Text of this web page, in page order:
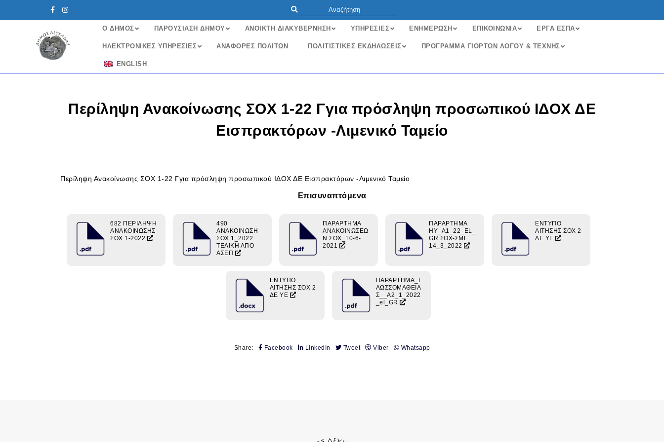
Ο ΔΗΜΟΣ ΠΑΡΟΥΣΙΑΣΗ ΔΗΜΟΥ ΑΝΟΙΚΤΗ ΔΙΑΚΥΒΕΡΝΗΣΗ ΥΠΗΡΕΣΙΕΣ ΕΝΗΜΕΡΩΣΗ ΕΠΙΚΟΙΝΩΝΙΑ ΕΡΓΑ ΕΣΠΑ
ΗΛΕΚΤΡΟΝΙΚΈΣ ΥΠΗΡΕΣΊΕΣ ΑΝΑΦΟΡΈΣ ΠΟΛΙΤΏΝ ΠΟΛΙΤΙΣΤΙΚΕΣ ΕΚΔΗΛΩΣΕΙΣ ΠΡΟΓΡΑΜΜΑ ΓΙΟΡΤΩΝ ΛΟΓΟΥ & ΤΕΧΝΗΣ
ENGLISH
Περίληψη Ανακοίνωσης ΣΟΧ 1-22 Γγια πρόσληψη προσωπικού ΙΔΟΧ ΔΕ
Εισπρακτόρων -Λιμενικό Ταμείο
Περίληψη Ανακοίνωσης ΣΟΧ 1-22 Γγια πρόσληψη προσωπικού ΙΔΟΧ ΔΕ Εισπρακτόρων -Λιμενικό Ταμείο
Επισυναπτόμενα
682 ΠΕΡΙΛΗΨΗ
ΑΝΑΚΟΙΝΩΣΗΣ
ΣΟΧ 1-2022
490
ΑΝΑΚΟΙΝΩΣΗ
ΣΟΧ 1_2022
ΤΕΛΙΚΗ ΑΠΟ
ΑΣΕΠ
ΠΑΡΑΡΤΗΜΑ
ΑΝΑΚΟΙΝΩΣΕΩ
Ν ΣΟΧ_10-6-
2021
ΠΑΡΑΡΤΗΜΑ
ΗΥ_A1_22_EL_
GR ΣΟΧ-ΣΜΕ
14_3_2022
ΕΝΤΥΠΟ
ΑΙΤΗΣΗΣ ΣΟΧ 2
ΔΕ ΥΕ
ΕΝΤΥΠΟ
ΑΙΤΗΣΗΣ ΣΟΧ 2
ΔΕ ΥΕ
ΠΑΡΑΡΤΗΜΑ_Γ
ΛΩΣΣΟΜΑΘΕΙΑ
Σ__Α2_1_2022
_el_GR
Share: Facebook LinkedIn Tweet Viber Whatsapp